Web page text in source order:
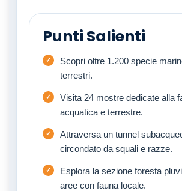
Punti Salienti
Scopri oltre 1.200 specie
terrestri.
Visita 24 mostre dedicate alla
acquatica e terrestre.
Attraversa un tunnel
circondato da squali e razze.
Esplora la sezione foresta
aree con fauna locale.